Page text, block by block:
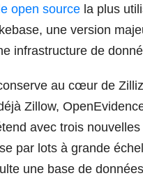
open source la plus
une version
infrastructure de
au cœur de
Zillow,
avec trois
par lots à grande
une base de